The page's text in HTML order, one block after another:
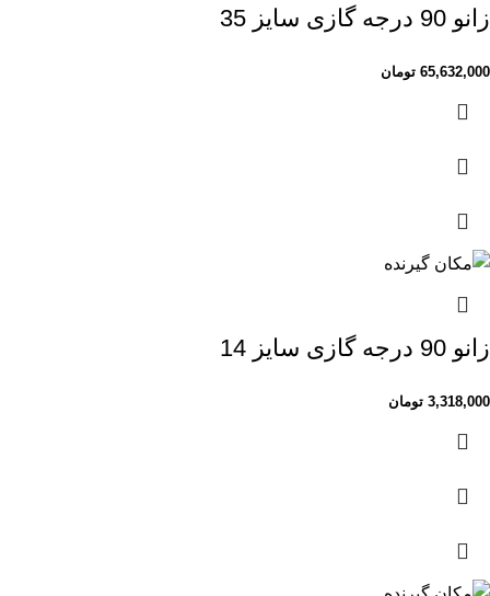
زانو 90 درجه گازی سایز 35
65,632,000 تومان
زانو 90 درجه گازی سایز 14
3,318,000 تومان